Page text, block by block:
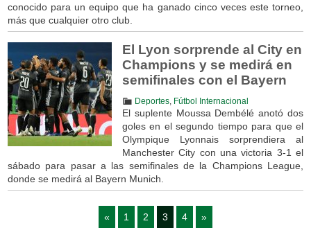
conocido para un equipo que ha ganado cinco veces este torneo,
más que cualquier otro club.
El Lyon sorprende al City en
Champions y se medirá en
semifinales con el Bayern
Deportes, Fútbol Internacional
El suplente Moussa Dembélé anotó dos
goles en el segundo tiempo para que el
Olympique Lyonnais sorprendiera al
Manchester City con una victoria 3-1 el
sábado para pasar a las semifinales de la Champions League,
donde se medirá al Bayern Munich.
« 1 2 3 4 »